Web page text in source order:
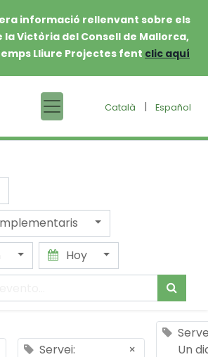
informació rellenvant sobre els
la Victòria del Consell de Mallorca,
Lliure Projectes fent clic aquí
Català | Español
Hoy
Servei:
×
Un